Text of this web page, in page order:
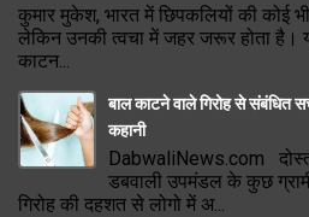
कुमार मुकेश, भारत में छिपकलियों की कोई
लेकिन उनकी त्वचा में जहर जरूर होता है।
काटन...
बाल काटने वाले गिरोह से संबंधित
कहानी
DabwaliNews.com
डबवाली उपमंडल के कुछ
गिरोह की दहशत से लोगो में अ...